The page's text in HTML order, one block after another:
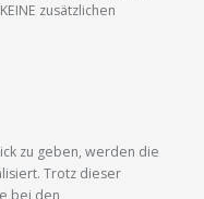
zusätzlichen
zu geben, werden die
Trotz dieser